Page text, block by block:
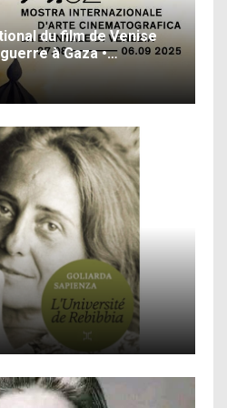
du film de Venise
à Gaza •…